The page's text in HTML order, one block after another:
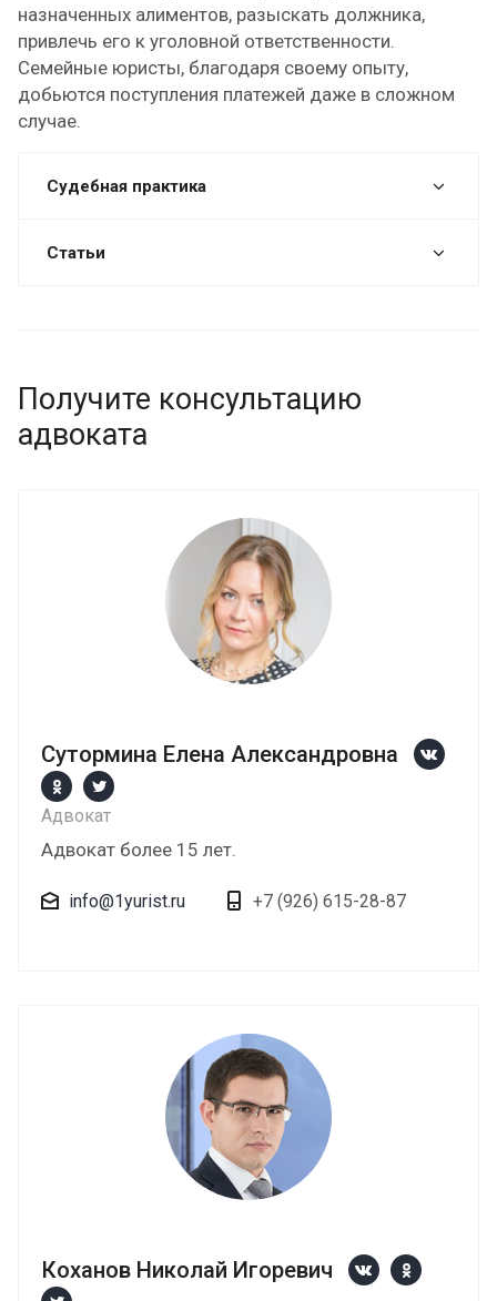
назначенных алиментов, разыскать должника,
привлечь его к уголовной ответственности.
Семейные юристы, благодаря своему опыту,
добьются поступления платежей даже в сложном
случае.
Судебная практика
Статьи
Получите консультацию
адвоката
Сутормина Елена Александровна
Адвокат
Адвокат более 15 лет.
info@1yurist.ru +7 (926) 615-28-87
Коханов Николай Игоревич